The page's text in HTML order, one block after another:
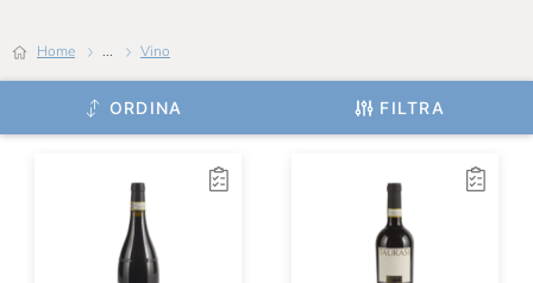
Home ... Vino
ORDINA FILTRA